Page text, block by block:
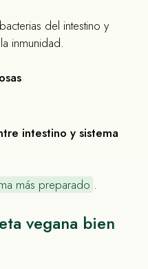
del intestino y
inmunidad.
intestino y sistema
más preparado .
vegana bien